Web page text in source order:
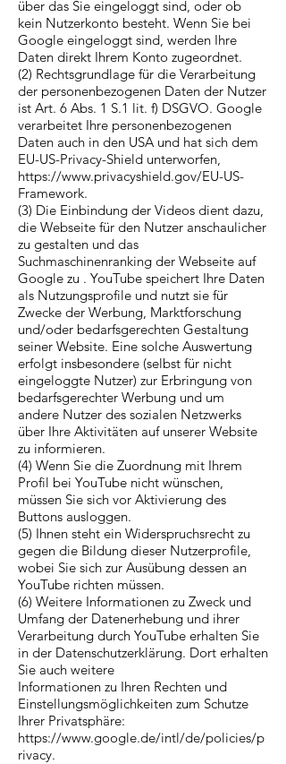
über das Sie eingeloggt sind, oder ob
kein Nutzerkonto besteht. Wenn Sie bei
Google eingeloggt sind, werden Ihre
Daten direkt Ihrem Konto zugeordnet.
(2) Rechtsgrundlage für die Verarbeitung
der personenbezogenen Daten der Nutzer
ist Art. 6 Abs. 1 S.1 lit. f) DSGVO. Google
verarbeitet Ihre personenbezogenen
Daten auch in den USA und hat sich dem
EU-US-Privacy-Shield unterworfen,
https://www.privacyshield.gov/EU-US-
Framework.
(3) Die Einbindung der Videos dient dazu,
die Webseite für den Nutzer anschaulicher
zu gestalten und das
Suchmaschinenranking der Webseite auf
Google zu . YouTube speichert Ihre Daten
als Nutzungsprofile und nutzt sie für
Zwecke der Werbung, Marktforschung
und/oder bedarfsgerechten Gestaltung
seiner Website. Eine solche Auswertung
erfolgt insbesondere (selbst für nicht
eingeloggte Nutzer) zur Erbringung von
bedarfsgerechter Werbung und um
andere Nutzer des sozialen Netzwerks
über Ihre Aktivitäten auf unserer Website
zu informieren.
(4) Wenn Sie die Zuordnung mit Ihrem
Profil bei YouTube nicht wünschen,
müssen Sie sich vor Aktivierung des
Buttons ausloggen.
(5) Ihnen steht ein Widerspruchsrecht zu
gegen die Bildung dieser Nutzerprofile,
wobei Sie sich zur Ausübung dessen an
YouTube richten müssen.
(6) Weitere Informationen zu Zweck und
Umfang der Datenerhebung und ihrer
Verarbeitung durch YouTube erhalten Sie
in der Datenschutzerklärung. Dort erhalten
Sie auch weitere
Informationen zu Ihren Rechten und
Einstellungsmöglichkeiten zum Schutze
Ihrer Privatsphäre:
https://www.google.de/intl/de/policies/p
rivacy.